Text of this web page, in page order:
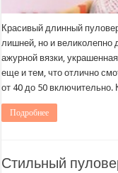
Красивый длинный
лишней, но и великолепно
ажурной вязки,
еще и тем, что отлично
от 40 до 50 включительно.
Подробнее
Стильный